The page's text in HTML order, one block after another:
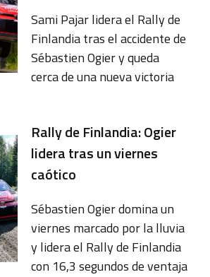
Sami Pajar lidera el Rally de
Finlandia tras el accidente de
Sébastien Ogier y queda
cerca de una nueva victoria
Rally de Finlandia: Ogier
lidera tras un viernes
caótico
Sébastien Ogier domina un
viernes marcado por la lluvia
y lidera el Rally de Finlandia
con 16,3 segundos de ventaja